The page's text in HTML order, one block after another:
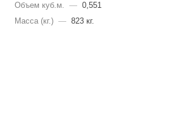
Объем куб.м. — 0,551
Масса (кг.) — 823 кг.